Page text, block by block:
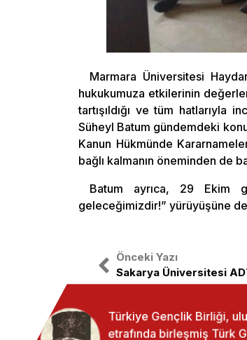
Marmara Üniversitesi
hukukumuza etkilerinin
tartışıldığı ve tüm hatlarıyla
Süheyl Batum gündemdeki
Kanun Hükmünde
bağlı kalmanın öneminden de
Batum ayrıca, 29 Ekim
geleceğimizdir!” yürüyüşüne
Önceki Yazı
Türkiye Gençlik Birliği,
etrafında birleşmiş Türk